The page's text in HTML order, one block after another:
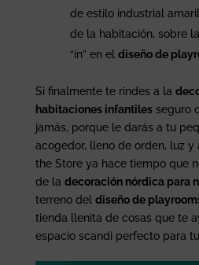
de estilo industrial
de la habitación, sobre
“in” en el diseño de
Si finalmente te rindes a la
habitaciones infantilesseguro
jamás, porque le darás a tu
acogedor, lleno de orden, luz y
the Store ya hace tiempo que
de la decoración nórdica para
terreno del diseño de
tienda llenita de cosas que te
espacio scandi perfecto para